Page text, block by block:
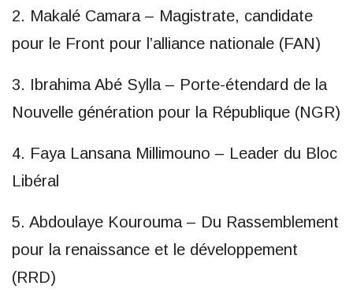
2. Makalé Camara – Magistrate, candidate
pour le Front pour l’alliance nationale (FAN)
3. Ibrahima Abé Sylla – Porte-étendard de la
Nouvelle génération pour la République (NGR)
4. Faya Lansana Millimouno – Leader du Bloc
Libéral
5. Abdoulaye Kourouma – Du Rassemblement
pour la renaissance et le développement
(RRD)